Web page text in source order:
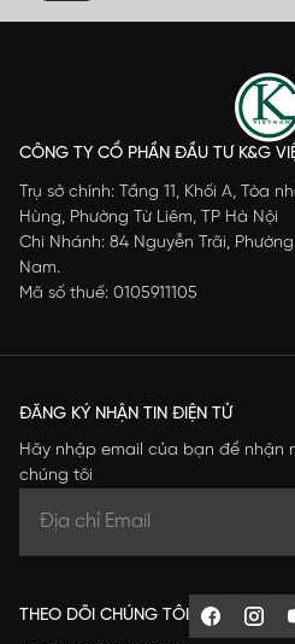
CÔNG TY CỔ PHẦN ĐẦU TƯ K&G
Trụ sở chính: Tầng 11, Khối A, Tòa
Hùng, Phường Từ Liêm, TP Hà Nội
Chi Nhánh: 84 Nguyễn Trãi,
Nam.
Mã số thuế: 0105911105
ĐĂNG KÝ NHẬN TIN ĐIỆN TỬ
Hãy nhập email của bạn để nhận
chúng tôi
THEO DÕI CHÚNG TÔI